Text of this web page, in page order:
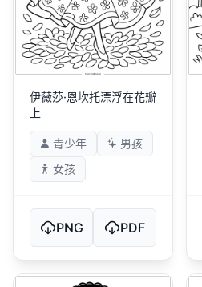
伊薇莎·恩坎托漂浮在花瓣
上
青少年
男孩
女孩
PNG PDF